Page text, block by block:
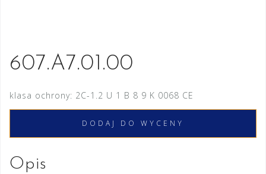
607.A7.01.00
klasa ochrony: 2C-1.2 U 1 B 8 9 K 0068 CE
DODAJ DO WYCENY
Opis